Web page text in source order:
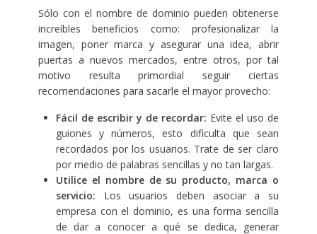
Sólo con el nombre de dominio pueden obtenerse
increíbles beneficios como: profesionalizar la
imagen, poner marca y asegurar una idea, abrir
puertas a nuevos mercados, entre otros, por tal
motivo resulta primordial seguir ciertas
recomendaciones para sacarle el mayor provecho:
Fácil de escribir y de recordar: Evite el uso de
guiones y números, esto dificulta que sean
recordados por los usuarios. Trate de ser claro
por medio de palabras sencillas y no tan largas.
Utilice el nombre de su producto, marca o
servicio: Los usuarios deben asociar a su
empresa con el dominio, es una forma sencilla
de dar a conocer a qué se dedica, generar